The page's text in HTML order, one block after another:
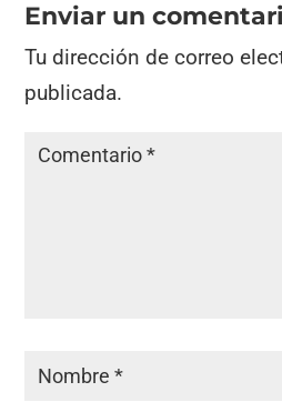
Enviar un
Tu dirección de correo
publicada.